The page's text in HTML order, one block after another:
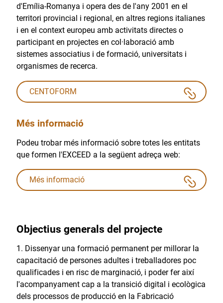
d'Emília-Romanya i opera des de l'any 2001 en el
territori provincial i regional, en altres regions italianes
i en el context europeu amb activitats directes o
participant en projectes en col·laboració amb
sistemes associatius i de formació, universitats i
organismes de recerca.
CENTOFORM
Més informació
Podeu trobar més informació sobre totes les entitats
que formen l'EXCEED a la següent adreça web:
Més informació
Objectius generals del projecte
Dissenyar una formació permanent per millorar la
capacitació de persones adultes i treballadores poc
qualificades i en risc de marginació, i poder fer així
l'acompanyament cap a la transició digital i ecològica
dels processos de producció en la Fabricació